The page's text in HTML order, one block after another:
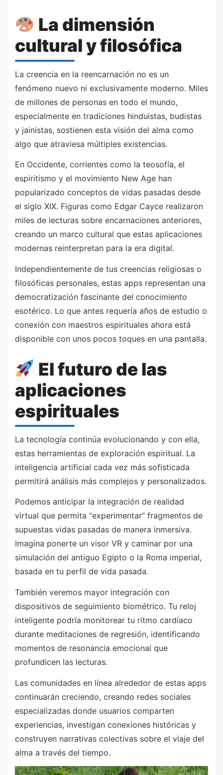
La dimensión
cultural y filosófica
La creencia en la reencarnación no es un
fenómeno nuevo ni exclusivamente moderno. Miles
de millones de personas en todo el mundo,
especialmente en tradiciones hinduistas, budistas
y jainistas, sostienen esta visión del alma como
algo que atraviesa múltiples existencias.
En Occidente, corrientes como la teosofía, el
espiritismo y el movimiento New Age han
popularizado conceptos de vidas pasadas desde
el siglo XIX. Figuras como Edgar Cayce realizaron
miles de lecturas sobre encarnaciones anteriores,
creando un marco cultural que estas aplicaciones
modernas reinterpretan para la era digital.
Independientemente de tus creencias religiosas o
filosóficas personales, estas apps representan una
democratización fascinante del conocimiento
esotérico. Lo que antes requería años de estudio o
conexión con maestros espirituales ahora está
disponible con unos pocos toques en una pantalla.
El futuro de las
aplicaciones
espirituales
La tecnología continúa evolucionando y con ella,
estas herramientas de exploración espiritual. La
inteligencia artificial cada vez más sofisticada
permitirá análisis más complejos y personalizados.
Podemos anticipar la integración de realidad
virtual que permita “experimentar” fragmentos de
supuestas vidas pasadas de manera inmersiva.
Imagina ponerte un visor VR y caminar por una
simulación del antiguo Egipto o la Roma imperial,
basada en tu perfil de vida pasada.
También veremos mayor integración con
dispositivos de seguimiento biométrico. Tu reloj
inteligente podría monitorear tu ritmo cardíaco
durante meditaciones de regresión, identificando
momentos de resonancia emocional que
profundicen las lecturas.
Las comunidades en línea alrededor de estas apps
continuarán creciendo, creando redes sociales
especializadas donde usuarios comparten
experiencias, investigan conexiones históricas y
construyen narrativas colectivas sobre el viaje del
alma a través del tiempo.